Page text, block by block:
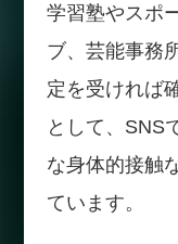
学習塾やスポ
ブ、芸能事務
定を受ければ
として、SNS
な身体的接触
ています。